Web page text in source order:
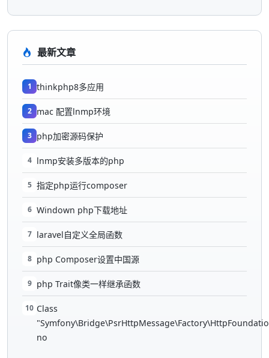
最新文章
1 thinkphp8多应用
2 mac 配置lnmp环境
3 php加密源码保护
4 lnmp安装多版本的php
5 指定php运行composer
6 Windown php下载地址
7 laravel自定义全局函数
8 php Composer设置中国源
9 php Trait像类一样继承函数
10 Class
no